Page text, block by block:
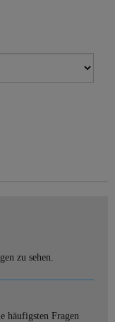
zu sehen.
häufigsten Fragen